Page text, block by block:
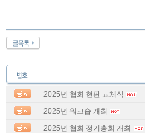
2025년 협회 현판 교체식
2025년 워크숍 개최
2025년 협회 정기총회 개최